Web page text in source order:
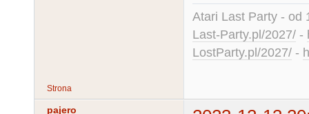
Atari Last Party - od
Last-Party.pl/2027/ -
LostParty.pl/2027/ -
Strona
pajero